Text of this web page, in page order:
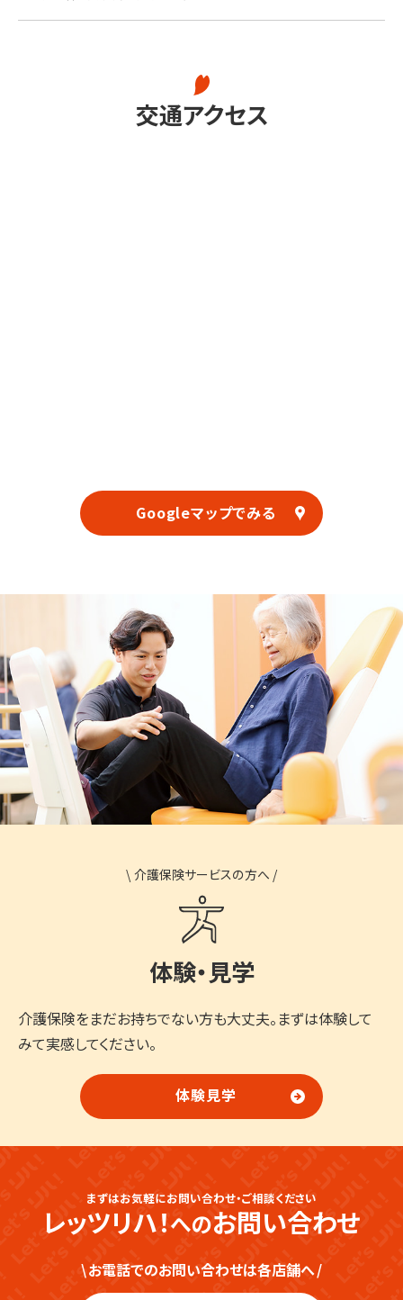
交通アクセス
Googleマップでみる
体験・見学
\ 介護保険サービスの方へ /
介護保険をまだお持ちでない方も大丈夫。まずは体験して
みて実感してください。
体験見学
まずはお気軽にお問い合わせ・ご相談ください
レッツリハ！へのお問い合わせ
\お電話でのお問い合わせは各店舗へ/